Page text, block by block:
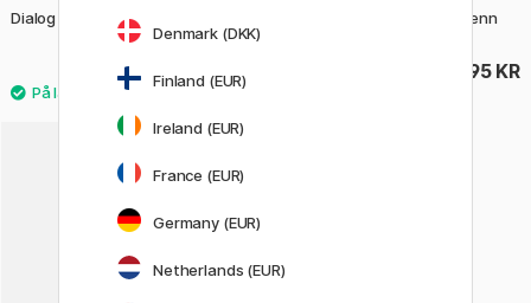
Dialog 3 Piano White Fyllepenn
4795 KR
Dialog 3 Piano Black Fyllepenn
4795 KR
4
Denmark (DKK)
Finland (EUR)
Ireland (EUR)
France (EUR)
Germany (EUR)
Netherlands (EUR)